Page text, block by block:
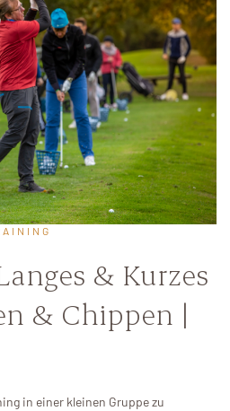
& Kurzes
& Chippen |
in einer kleinen Gruppe zu